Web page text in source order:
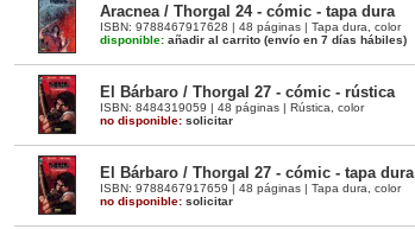
Aracnea / Thorgal 24 - cómic - tapa dura
ISBN: 9788467917628 | 48 páginas | Tapa dura, color
disponible: añadir al carrito (envío en 7 días hábiles)
El Bárbaro / Thorgal 27 - cómic - rústica
ISBN: 8484319059 | 48 páginas | Rústica, color
no disponible: solicitar
El Bárbaro / Thorgal 27 - cómic - tapa dura
ISBN: 9788467917659 | 48 páginas | Tapa dura, color
no disponible: solicitar